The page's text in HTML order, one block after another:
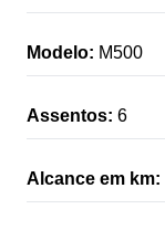
Modelo: M500
Assentos: 6
Alcance em km: